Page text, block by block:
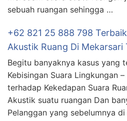
sebuah ruangan sehingga …
+62 821 25 888 798
Akustik Ruang Di Mekarsari
Begitu banyaknya kasus yang
Kebisingan Suara Lingkungan
terhadap Kekedapan Suara
Akustik suatu ruangan Dan
Pelanggan yang sebelumnya